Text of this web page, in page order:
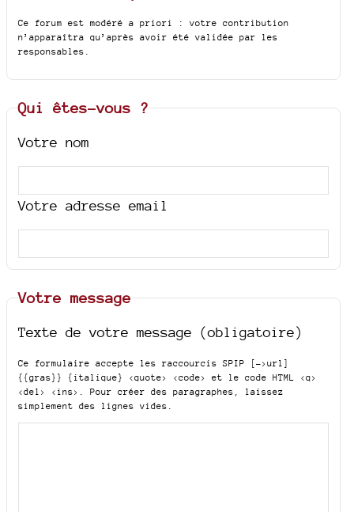
Ce forum est modéré a priori : votre contribution
n’apparaîtra qu’après avoir été validée par les
responsables.
Qui êtes-vous ?
Votre nom
Votre adresse email
Votre message
Texte de votre message (obligatoire)
Ce formulaire accepte les raccourcis SPIP
[->url]
{{gras}} {italique} <quote> <code>
et le code HTML <q>
<del> <ins>
. Pour créer des paragraphes, laissez
simplement des lignes vides.